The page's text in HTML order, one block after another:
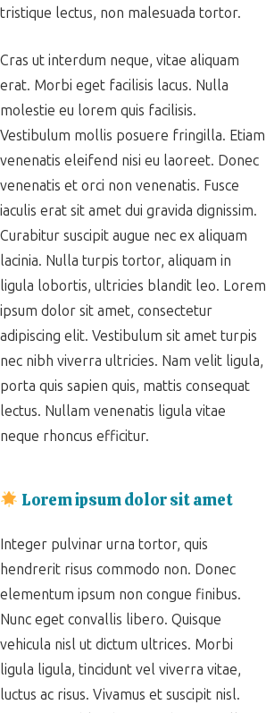
tristique lectus, non malesuada tortor.
Cras ut interdum neque, vitae aliquam
erat. Morbi eget facilisis lacus. Nulla
molestie eu lorem quis facilisis.
Vestibulum mollis posuere fringilla. Etiam
venenatis eleifend nisi eu laoreet. Donec
venenatis et orci non venenatis. Fusce
iaculis erat sit amet dui gravida dignissim.
Curabitur suscipit augue nec ex aliquam
lacinia. Nulla turpis tortor, aliquam in
ligula lobortis, ultricies blandit leo. Lorem
ipsum dolor sit amet, consectetur
adipiscing elit. Vestibulum sit amet turpis
nec nibh viverra ultricies. Nam velit ligula,
porta quis sapien quis, mattis consequat
lectus. Nullam venenatis ligula vitae
neque rhoncus efficitur.
Lorem ipsum dolor sit amet
Integer pulvinar urna tortor, quis
hendrerit risus commodo non. Donec
elementum ipsum non congue finibus.
Nunc eget convallis libero. Quisque
vehicula nisl ut dictum ultrices. Morbi
ligula ligula, tincidunt vel viverra vitae,
luctus ac risus. Vivamus et suscipit nisl.